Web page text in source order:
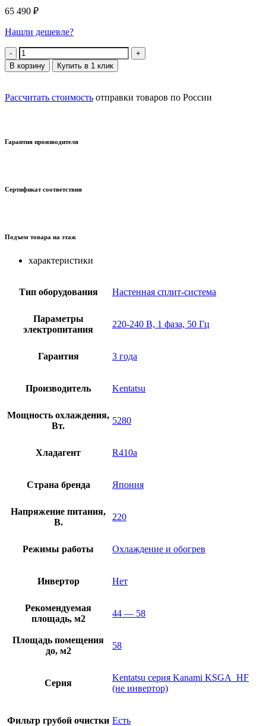
65 490 ₽
Нашли дешевле?
Количество
В корзину Купить в 1 клик
Рассчитать стоимость отправки товаров по России
Гарантия производителя
Сертификат соответствия
Подъем товара на этаж
характеристики
Тип оборудования Настенная сплит-система
Параметры
электропитания
220-240 В, 1 фаза, 50 Гц
Гарантия 3 года
Производитель Kentatsu
Мощность охлаждения,
Вт.
5280
Хладагент R410a
Страна бренда Япония
Напряжение питания,
В.
220
Режимы работы Охлаждение и обогрев
Инвертор Нет
Рекомендуемая
площадь, м2
44 — 58
Площадь помещения
до, м2
58
Серия
Kentatsu серия Kanami KSGA_HF
(не инвертор)
Фильтр грубой очистки Есть